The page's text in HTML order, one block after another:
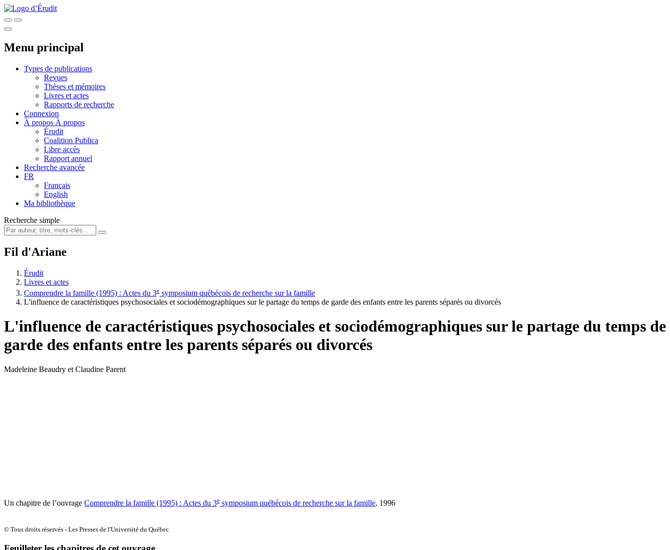
Menu principal
Types de publications
Revues
Thèses et mémoires
Livres et actes
Rapports de recherche
Connexion
À propos À propos
Érudit
Coalition Publica
Libre accès
Rapport annuel
Recherche avancée
FR
Français
English
Ma bibliothèque
Recherche simple
Fil d'Ariane
Érudit
Livres et actes
Comprendre la famille (1995) : Actes du 3e symposium québécois de recherche sur la famille
L'influence de caractéristiques psychosociales et sociodémographiques sur le partage du temps de garde des enfants entre les parents séparés ou divorcés
L'influence de caractéristiques psychosociales et sociodémographiques sur le partage du temps de
garde des enfants entre les parents séparés ou divorcés
Madeleine Beaudry et Claudine Parent
Un chapitre de l’ouvrage Comprendre la famille (1995) : Actes du 3e symposium québécois de recherche sur la famille, 1996
© Tous droits réservés - Les Presses de l'Université du Québec